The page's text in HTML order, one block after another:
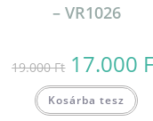
– VR1026
19.000Ft
Original
price
was:
19.000 Ft.
17.000
Kosárba tesz